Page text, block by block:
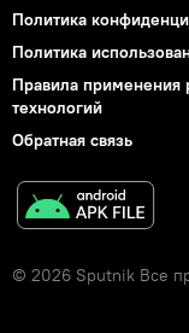
Политика
Политика
Правила применения
технологий
Обратная связь
© 2026 Sputnik Все